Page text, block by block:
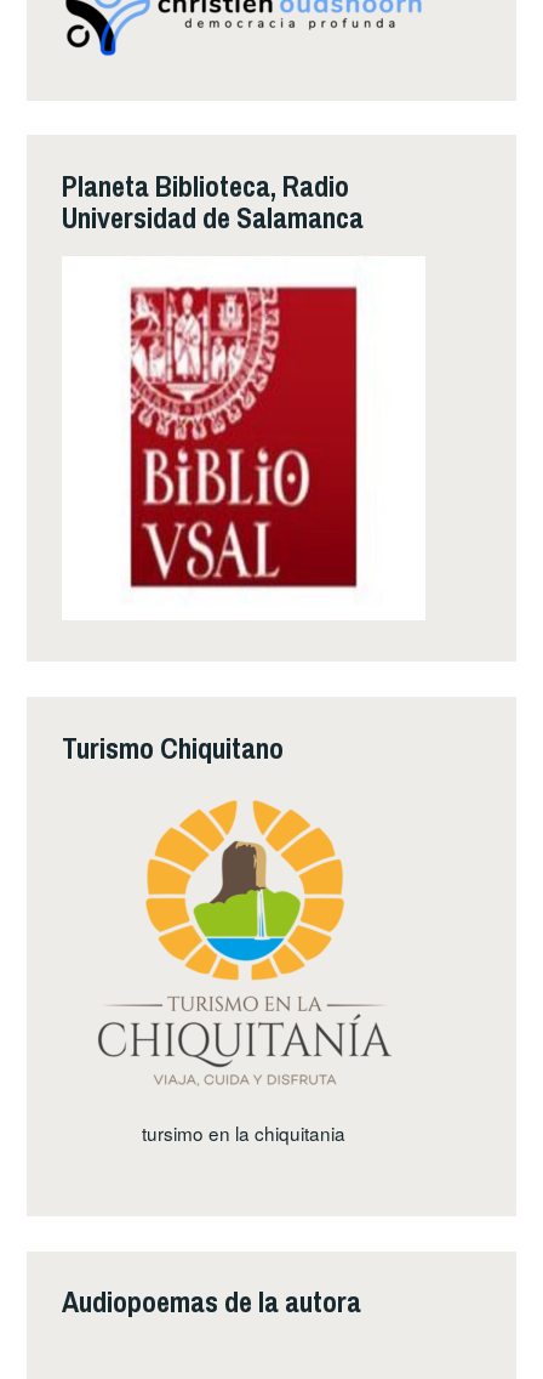
Planeta Biblioteca, Radio
Universidad de Salamanca
Turismo Chiquitano
tursimo en la chiquitania
Audiopoemas de la autora